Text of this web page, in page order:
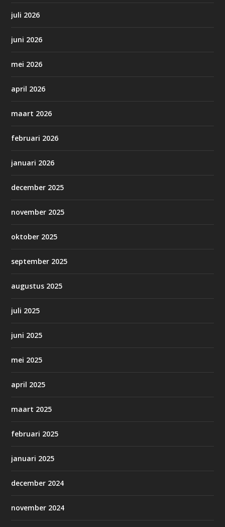
juli 2026
juni 2026
mei 2026
april 2026
maart 2026
februari 2026
januari 2026
december 2025
november 2025
oktober 2025
september 2025
augustus 2025
juli 2025
juni 2025
mei 2025
april 2025
maart 2025
februari 2025
januari 2025
december 2024
november 2024